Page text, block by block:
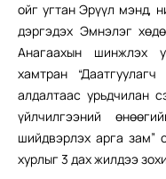
ойг угтан Эрүүл мэнд,
дэргэдэх Эмнэлэг
Анагаахын шинжлэх
хамтран
алдалтаас урьдчилан
үйлчилгээний
шийдвэрлэх арга зам”
хурлыг 3 дах жилдээ